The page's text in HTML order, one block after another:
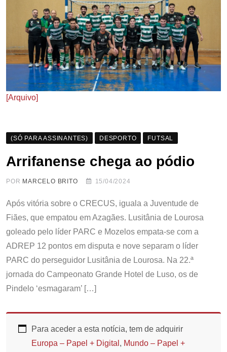
[Arquivo]
(SÓ PARA ASSINANTES) DESPORTO FUTSAL
Arrifanense chega ao pódio
POR MARCELO BRITO 15/04/2024
Após vitória sobre o CRECUS, iguala a Juventude de
Fiães, que empatou em Azagães. Lusitânia de Lourosa
goleado pelo líder PARC e Mozelos empata-se com a
ADREP 12 pontos em disputa e nove separam o líder
PARC do perseguidor Lusitânia de Lourosa. Na 22.ª
jornada do Campeonato Grande Hotel de Luso, os de
Pindelo ‘esmagaram’ […]
Para aceder a esta notícia, tem de adquirir
Europa – Papel + Digital , Mundo – Papel +